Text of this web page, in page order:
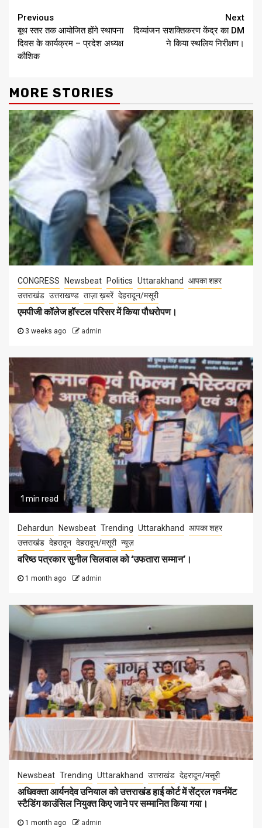
Continue
Reading
Previous
बूथ स्तर तक आयोजित होंगे स्थापना
दिवस के कार्यक्रम – प्रदेश अध्यक्ष
कौशिक
Next
दिव्यांजन सशक्तिकरण केंद्र का DM
ने किया स्थलिय निरीक्षण।
MORE STORIES
CONGRESS Newsbeat Politics Uttarakhand
आपका शहर
उत्तराखंड उत्तराखण्ड ताज़ा ख़बरें देहरादून/मसूरी
एमपीजी कॉलेज हॉस्टल परिसर में किया पौधरोपण।
3 weeks ago admin
1 min read
Dehardun Newsbeat Trending Uttarakhand
आपका शहर
उत्तराखंड देहरादून देहरादून/मसूरी न्यूज़
वरिष्ठ पत्रकार सुनील सिलवाल को ‘उफतारा सम्मान’।
1 month ago admin
Newsbeat Trending Uttarakhand उत्तराखंड देहरादून/मसूरी
अधिवक्ता आर्यनदेव उनियाल को उत्तराखंड हाई कोर्ट में सेंट्रल गवर्नमेंट
स्टैडिंग काउंसिल नियुक्त किए जाने पर सम्मानित किया गया।
1 month ago admin